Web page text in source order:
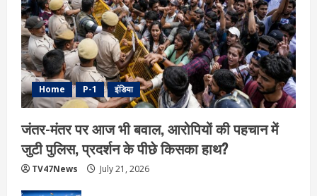
Home P-1 इंडिया
जंतर-मंतर पर आज भी बवाल, आरोपियों की पहचान में
जुटी पुलिस, प्रदर्शन के पीछे किसका हाथ?
TV47News July 21, 2026